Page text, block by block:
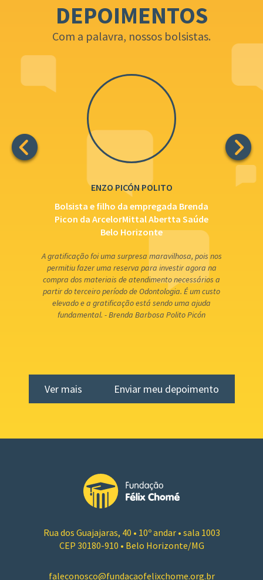
DEPOIMENTOS
Com a palavra, nossos bolsistas.
FLAVIANO JOSÉ DE OLIVEIRA
Empregado da Belgo - Itaúna
A gratificação da Fundação Felix Chomé foi uma
boa parte da gratificação em livros. Excelente
para com os bolsistas, parabéns a vocês.
A bolsa de estudos cria uma oportunidade do meu
um ensino de qualidade e no futuro a realização de
profissão que o coloque pronto para o mercado
trabalho.
Ver mais Enviar meu depoimento
Rua dos Guajajaras, 40 • 10º andar • sala 1003
CEP 30180-910 • Belo Horizonte/MG
faleconosco@fundacaofelixchome.org.br